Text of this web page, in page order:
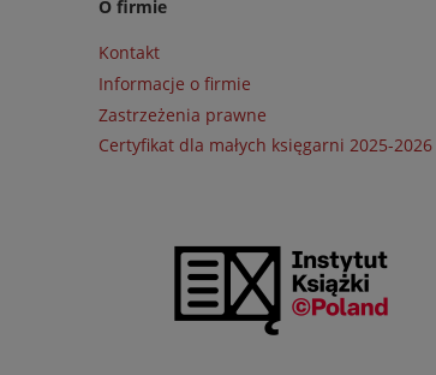
O firmie
Kontakt
Informacje o firmie
Zastrzeżenia prawne
Certyfikat dla małych księgarni 2025-2026